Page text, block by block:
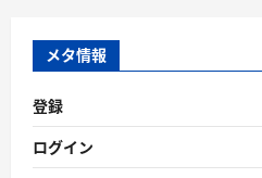
ブ
メタ情報
登録
ログイン